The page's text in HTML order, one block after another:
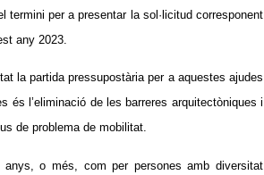
termini per a presentar la sol·licitud corresponent
any 2023.
la partida pressupostària per a aquestes ajudes
és l’eliminació de les barreres arquitectòniques i
de problema de mobilitat.
anys, o més, com per persones amb diversitat